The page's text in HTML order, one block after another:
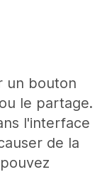
un bouton
le partage.
l'interface
de la